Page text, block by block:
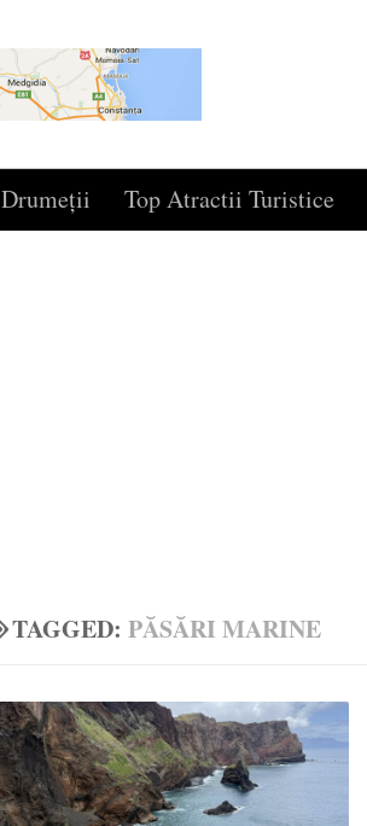
Drumeţii Top Atractii Turistice
TAGGED: PĂSĂRI MARINE